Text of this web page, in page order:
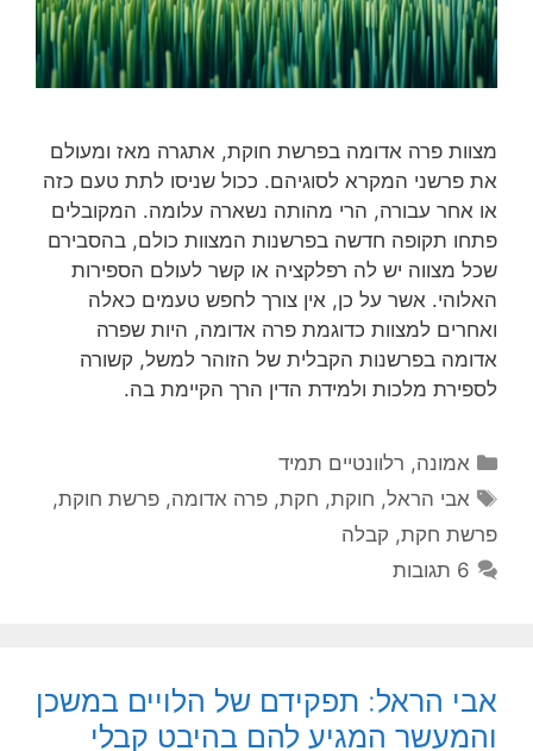
מצוות פרה אדומה בפרשת חוקת, אתגרה מאז ומעולם
את פרשני המקרא לסוגיהם. ככול שניסו לתת טעם כזה
או אחר עבורה, הרי מהותה נשארה עלומה. המקובלים
פתחו תקופה חדשה בפרשנות המצוות כולם, בהסבירם
שכל מצווה יש לה רפלקציה או קשר לעולם הספירות
האלוהי. אשר על כן, אין צורך לחפש טעמים כאלה
ואחרים למצוות כדוגמת פרה אדומה, היות שפרה
אדומה בפרשנות הקבלית של הזוהר למשל, קשורה
לספירת מלכות ולמידת הדין הרך הקיימת בה.
קטגוריות
אמונה, רלוונטיים תמיד
תגיות
אבי הראל, חוקת, חקת,פרה אדומה,פרשת חוקת,
פרשת חקת, קבלה
6 תגובות
אבי הראל: תפקידם של הלויים במשכן
והמעשר המגיע להם בהיבט קבלי